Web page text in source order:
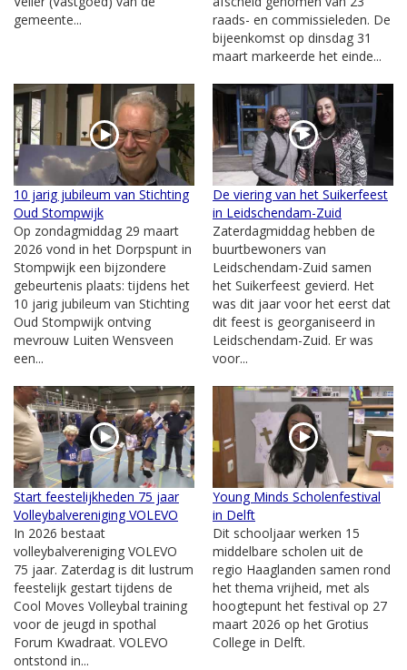
gemeente...
raads- en commissieleden. De
bijeenkomst op dinsdag 31
maart markeerde het einde...
10 jarig jubileum van Stichting
Oud Stompwijk
Op zondagmiddag 29 maart
2026 vond in het Dorpspunt in
Stompwijk een bijzondere
gebeurtenis plaats: tijdens het
10 jarig jubileum van Stichting
Oud Stompwijk ontving
mevrouw Luiten Wensveen
een...
De viering van het Suikerfeest
in Leidschendam-Zuid
Zaterdagmiddag hebben de
buurtbewoners van
Leidschendam-Zuid samen
het Suikerfeest gevierd. Het
was dit jaar voor het eerst dat
dit feest is georganiseerd in
Leidschendam-Zuid. Er was
voor...
Start feestelijkheden 75 jaar
Volleybalvereniging VOLEVO
In 2026 bestaat
volleybalvereniging VOLEVO
75 jaar. Zaterdag is dit lustrum
feestelijk gestart tijdens de
Cool Moves Volleybal training
voor de jeugd in spothal
Forum Kwadraat. VOLEVO
ontstond in...
Young Minds Scholenfestival
in Delft
Dit schooljaar werken 15
middelbare scholen uit de
regio Haaglanden samen rond
het thema vrijheid, met als
hoogtepunt het festival op 27
maart 2026 op het Grotius
College in Delft.